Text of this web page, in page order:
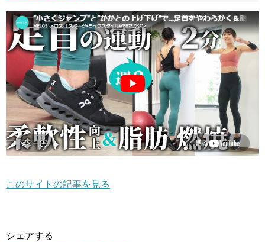
このサイトの記事を見る
シェアする